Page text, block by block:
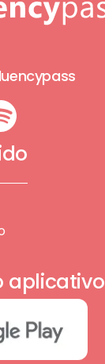
aplicativo